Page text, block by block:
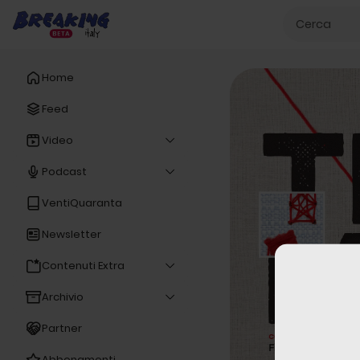
Home
Feed
Video
Podcast
VentiQuaranta
Newsletter
Contenuti Extra
Archivio
Partner